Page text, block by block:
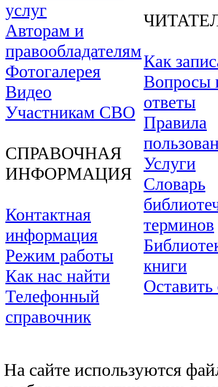
услуг
Авторам и
правообладателям
Фотогалерея
Видео
Участникам СВО
СПРАВОЧНАЯ
ИНФОРМАЦИЯ
Контактная
информация
Режим работы
Как нас найти
Телефонный
справочник
Как
Вопросы
ответы
Правила
Услуги
Словарь
терминов
книги
Оставить
На сайте используются